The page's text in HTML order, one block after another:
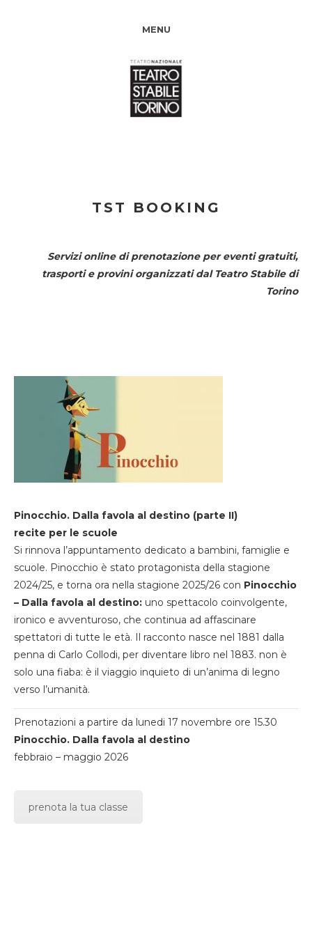
MENU
TST BOOKING
Servizi online di prenotazione per eventi gratuiti,
trasporti e provini organizzati dal Teatro Stabile di
Torino
Pinocchio. Dalla favola al destino (parte II)
recite per le scuole
Si rinnova l’appuntamento dedicato a bambini, famiglie e
scuole. Pinocchio è stato protagonista della stagione
2024/25, e torna ora nella stagione 2025/26 con Pinocchio
– Dalla favola al destino: uno spettacolo coinvolgente,
ironico e avventuroso, che continua ad affascinare
spettatori di tutte le età. Il racconto nasce nel 1881 dalla
penna di Carlo Collodi, per diventare libro nel 1883. non è
solo una fiaba: è il viaggio inquieto di un’anima di legno
verso l’umanità.
Prenotazioni a partire da lunedi 17 novembre ore 15.30
Pinocchio. Dalla favola al destino
febbraio – maggio 2026
prenota la tua classe